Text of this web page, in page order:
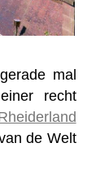
mal
recht
de Welt